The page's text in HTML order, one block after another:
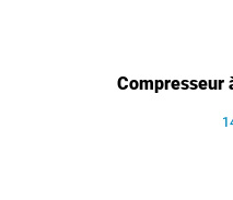
Compresseur